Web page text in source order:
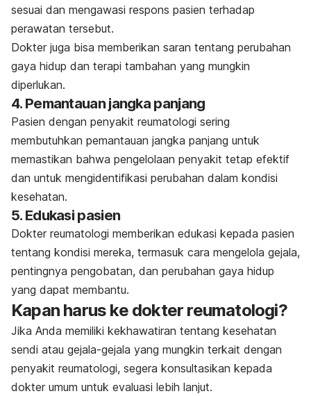
sesuai dan mengawasi respons pasien terhadap
perawatan tersebut.
Dokter juga bisa memberikan saran tentang perubahan
gaya hidup dan terapi tambahan yang mungkin
diperlukan.
4. Pemantauan jangka panjang
Pasien dengan penyakit reumatologi sering
membutuhkan pemantauan jangka panjang untuk
memastikan bahwa pengelolaan penyakit tetap efektif
dan untuk mengidentifikasi perubahan dalam kondisi
kesehatan.
5. Edukasi pasien
Dokter reumatologi memberikan edukasi kepada pasien
tentang kondisi mereka, termasuk cara mengelola gejala,
pentingnya pengobatan, dan perubahan gaya hidup
yang dapat membantu.
Kapan harus ke dokter reumatologi?
Jika Anda memiliki kekhawatiran tentang kesehatan
sendi atau gejala-gejala yang mungkin terkait dengan
penyakit reumatologi, segera konsultasikan kepada
dokter umum untuk evaluasi lebih lanjut.